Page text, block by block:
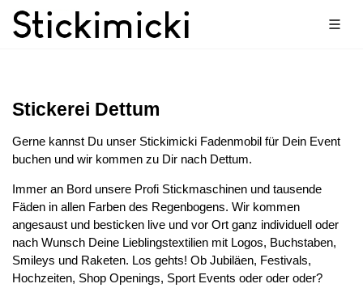
Stickerei Dettum
Gerne kannst Du unser Stickimicki Fadenmobil für Dein Event
buchen und wir kommen zu Dir nach Dettum.
Immer an Bord unsere Profi Stickmaschinen und tausende
Fäden in allen Farben des Regenbogens. Wir kommen
angesaust und besticken live und vor Ort ganz individuell oder
nach Wunsch Deine Lieblingstextilien mit Logos, Buchstaben,
Smileys und Raketen. Los gehts! Ob Jubiläen, Festivals,
Hochzeiten, Shop Openings, Sport Events oder oder oder?